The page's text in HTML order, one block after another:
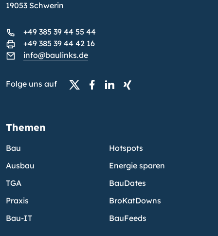
19053 Schwerin
+49 385 39 44 55 44
+49 385 39 44 42 16
info@baulinks.de
Folge uns auf
Themen
Bau
Ausbau
TGA
Praxis
Bau-IT
Hotspots
Energie sparen
BauDates
BroKatDowns
BauFeeds